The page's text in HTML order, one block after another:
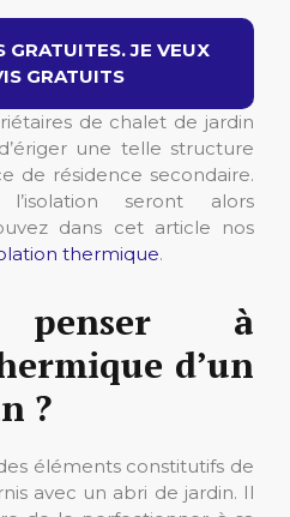
GRATUITES. JE VEUX
GRATUITS
de chalet de jardin
une telle structure
de résidence secondaire.
l’isolation seront alors
dans cet article nos
thermique.
penser à
d’un
?
éléments constitutifs de
avec un abri de jardin. Il